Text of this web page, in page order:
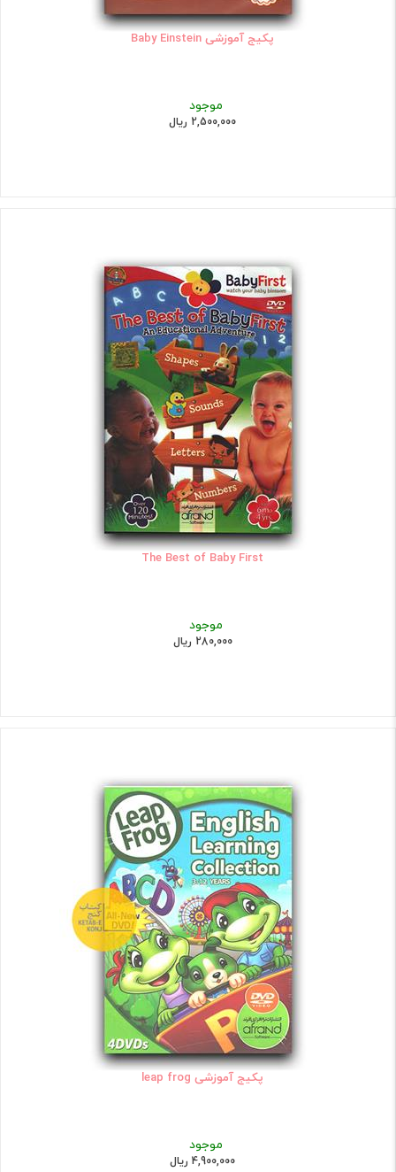
پکیج آموزشی Baby Einstein
موجود
2,500,000 ریال
The Best of Baby First
موجود
280,000 ریال
پکیج آموزشی leap frog
موجود
4,900,000 ریال